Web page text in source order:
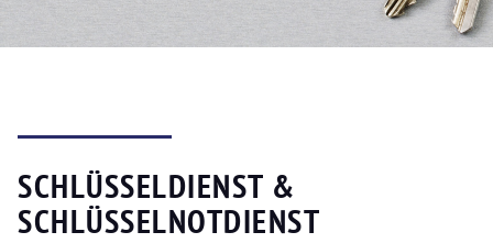
SCHLÜSSELDIENST &
SCHLÜSSELNOTDIENST